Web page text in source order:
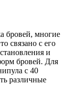
бровей, многие
связано с его
и
бровей. Для
с 40
различные